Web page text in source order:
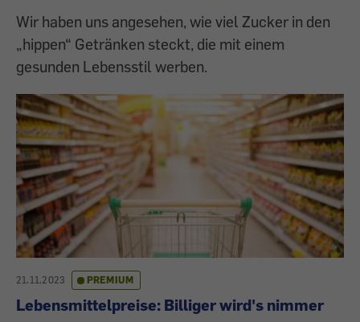
Wir haben uns angesehen, wie viel Zucker in den
„hippen“ Getränken steckt, die mit einem
gesunden Lebensstil werben.
21.11.2023 PREMIUM
Lebensmittelpreise: Billiger wird's nimmer